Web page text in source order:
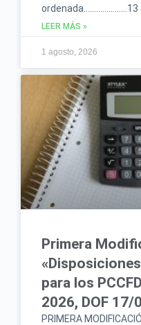
ordenada…………………13
LEER MÁS »
1 agosto, 2026
Primera
para los
2026, DOF 17/
PRIMERA